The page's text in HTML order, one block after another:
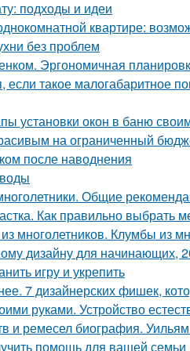
подходы и идеи
квартире:
без проблем
Эргономичная
такое малогабаритное
установки окон в баню
на ограниченный
после наводнения
Общие
Как правильно выбрать
многолетников. Клумбы из
дизайну для начинающих,
игру и укрепить
7 дизайнерских фишек,
руками. Устройство
и ремесел биография.
помощь для вашей семьи